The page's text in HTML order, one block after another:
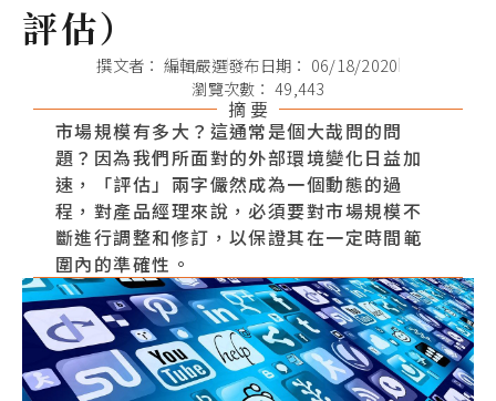
評估）
撰文者： 編輯嚴選發布日期： 06/18/2020
瀏覽次數： 49,443
摘 要
市場規模有多大？這通常是個大哉問的問
題？因為我們所面對的外部環境變化日益加
速，「評估」兩字儼然成為一個動態的過
程，對產品經理來說，必須要對市場規模不
斷進行調整和修訂，以保證其在一定時間範
圍內的準確性。